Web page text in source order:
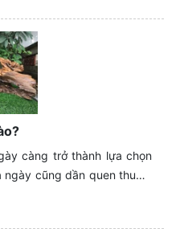
sinh thoát khỏi khổ đau.
càng trở thành lựa chọn
cũng dần quen thuộc.
đều mang đến những ý
phong thủy.